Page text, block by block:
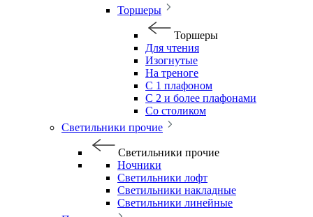
Торшеры
Торшеры
Для чтения
Изогнутые
На треноге
С 1 плафоном
С 2 и более плафонами
Со столиком
Светильники прочие
Светильники прочие
Ночники
Светильники лофт
Светильники накладные
Светильники линейные